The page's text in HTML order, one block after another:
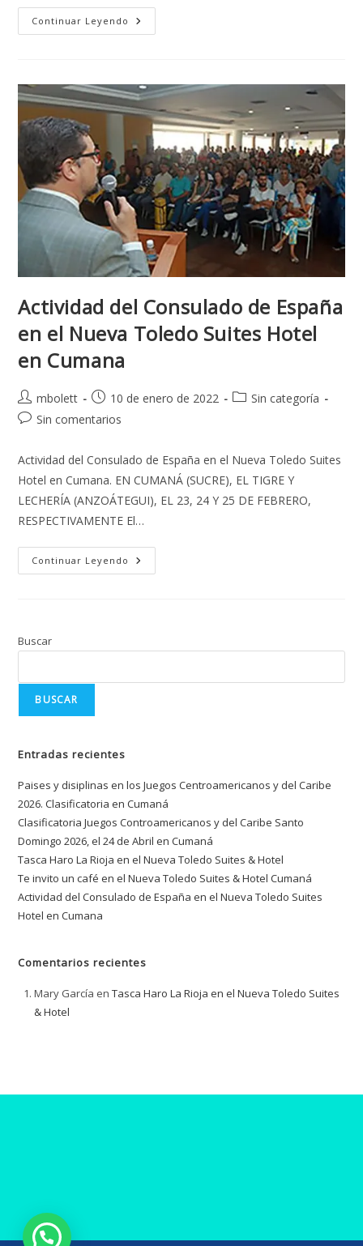
Continuar Leyendo
Actividad del Consulado de España
en el Nueva Toledo Suites Hotel
en Cumana
mbolett 10 de enero de 2022
Sin categoría
Sin comentarios
Actividad del Consulado de España en el Nueva Toledo Suites
Hotel en Cumana. EN CUMANÁ (SUCRE), EL TIGRE Y
LECHERÍA (ANZOÁTEGUI), EL 23, 24 Y 25 DE FEBRERO,
RESPECTIVAMENTE El…
Continuar Leyendo
Buscar
BUSCAR
Entradas recientes
Paises y disiplinas en los Juegos Centroamericanos y del Caribe
2026. Clasificatoria en Cumaná
Clasificatoria Juegos Controamericanos y del Caribe Santo
Domingo 2026, el 24 de Abril en Cumaná
Tasca Haro La Rioja en el Nueva Toledo Suites & Hotel
Te invito un café en el Nueva Toledo Suites & Hotel Cumaná
Actividad del Consulado de España en el Nueva Toledo Suites
Hotel en Cumana
Comentarios recientes
Mary García enTasca Haro La Rioja en el Nueva Toledo Suites
& Hotel